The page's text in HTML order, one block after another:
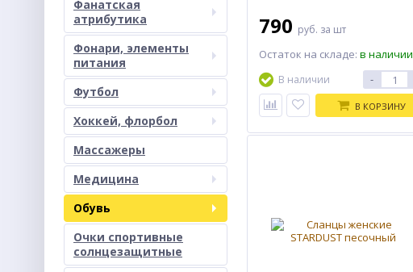
Фанатская
атрибутика
Фонари, элементы
питания
Футбол
Хоккей, флорбол
Массажеры
Медицина
Обувь
Очки спортивные
солнцезащитные
790 руб. за шт
Остаток на складе: в наличии
В наличии -
В КОРЗИНУ